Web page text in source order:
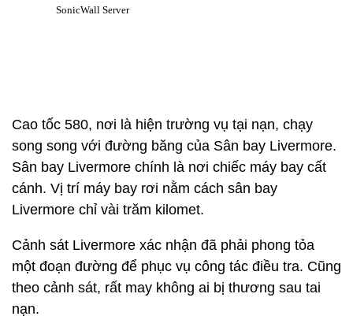
Cao tốc 580, nơi là hiện trường vụ tại nạn, chạy
song song với đường băng của Sân bay Livermore.
Sân bay Livermore chính là nơi chiếc máy bay cất
cánh. Vị trí máy bay rơi nằm cách sân bay
Livermore chỉ vài trăm kilomet.
Cảnh sát Livermore xác nhận đã phải phong tỏa
một đoạn đường để phục vụ công tác điều tra. Cũng
theo cảnh sát, rất may không ai bị thương sau tai
nạn.